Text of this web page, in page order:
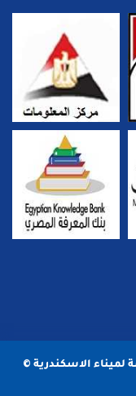
لميناء الاسكندرية ©